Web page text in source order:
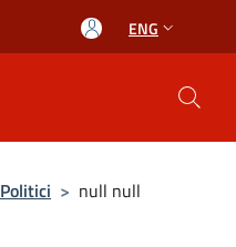
ENG
Politici > null null